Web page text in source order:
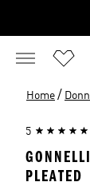
Home /
5
PLEATED